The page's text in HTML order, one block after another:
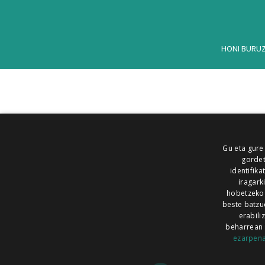
HONI BURUZ
ALEA
Gu eta
hobetzeko.
beste
beharrean